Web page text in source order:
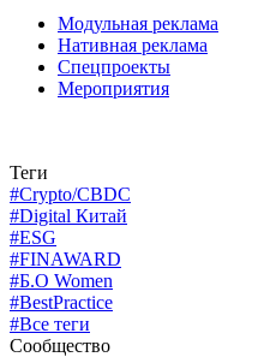
Модульная реклама
Нативная реклама
Спецпроекты
Мероприятия
Теги
#Crypto/CBDC
#Digital Китай
#ESG
#FINAWARD
#Б.О Women
#BestPractice
#Все теги
Сообщество